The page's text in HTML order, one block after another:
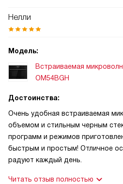
Нелли
Модель:
Встраиваемая
OM54BGH
Достоинства:
Очень удобная встраиваемая
объемом и стильным черным
программ и режимов
быстрым и простым! Отличное
радуют каждый день.
Читать отзыв полностью